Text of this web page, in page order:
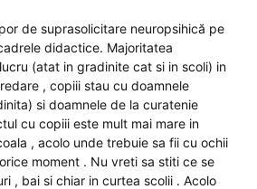
de suprasolicitare neuropsihică pe
didactice. Majoritatea
(atat in gradinite cat si in scoli) in
, copiii stau cu doamnele
si doamnele de la curatenie
cu copiii este mult mai mare in
, acolo unde trebuie sa fii cu ochii
moment . Nu vreti sa stiti ce se
, bai si chiar in curtea scolii . Acolo